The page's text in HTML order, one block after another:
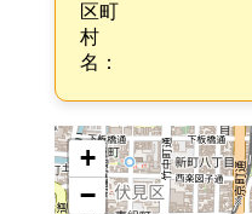
区町
村
名：
+
−